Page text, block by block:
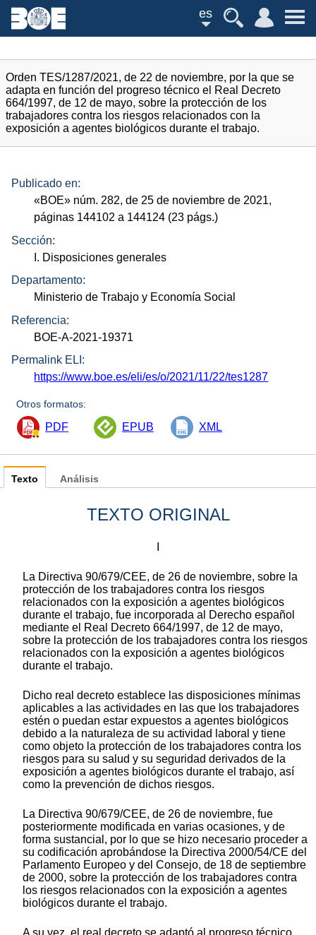
es
Orden TES/1287/2021, de 22 de noviembre, por la que se
adapta en función del progreso técnico el Real Decreto
664/1997, de 12 de mayo, sobre la protección de los
trabajadores contra los riesgos relacionados con la
exposición a agentes biológicos durante el trabajo.
Publicado en:
«BOE» núm. 282, de 25 de noviembre de 2021,
páginas 144102 a 144124 (23 págs.)
Sección:
I. Disposiciones generales
Departamento:
Ministerio de Trabajo y Economía Social
Referencia:
BOE-A-2021-19371
Permalink ELI:
https://www.boe.es/eli/es/o/2021/11/22/tes1287
Otros formatos:
PDF EPUB XML
Texto
TEXTO ORIGINAL
La Directiva 90/679/CEE, de 26 de noviembre, sobre la
protección de los trabajadores contra los riesgos
relacionados con la exposición a agentes biológicos
durante el trabajo, fue incorporada al Derecho español
mediante el Real Decreto 664/1997, de 12 de mayo,
sobre la protección de los trabajadores contra los riesgos
relacionados con la exposición a agentes biológicos
durante el trabajo.
Dicho real decreto establece las disposiciones mínimas
aplicables a las actividades en las que los trabajadores
estén o puedan estar expuestos a agentes biológicos
debido a la naturaleza de su actividad laboral y tiene
como objeto la protección de los trabajadores contra los
riesgos para su salud y su seguridad derivados de la
exposición a agentes biológicos durante el trabajo, así
como la prevención de dichos riesgos.
La Directiva 90/679/CEE, de 26 de noviembre, fue
posteriormente modificada en varias ocasiones, y de
forma sustancial, por lo que se hizo necesario proceder a
su codificación aprobándose la Directiva 2000/54/CE del
Parlamento Europeo y del Consejo, de 18 de septiembre
de 2000, sobre la protección de los trabajadores contra
los riesgos relacionados con la exposición a agentes
biológicos durante el trabajo.
A su vez, el real decreto se adaptó al progreso técnico
Análisis